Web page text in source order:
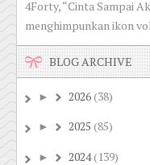
4Forty, “Cinta Sampai
menghimpunkan ikon
BLOG ARCHIVE
► 2026(38)
► 2025 (85)
► 2024(139)